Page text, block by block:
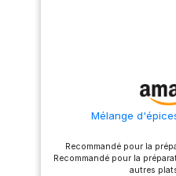
Mélange
Recommandé pour la
Recommandé pour la
autres